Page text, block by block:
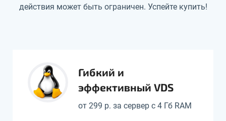
действия может быть ограничен. Успейте купить!
Гибкий и
эффективный VDS
от 299 р. за сервер с 4 Гб RAM